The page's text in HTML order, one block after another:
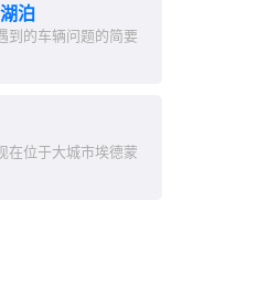
泊
到的车辆问题的简要
在位于大城市埃德蒙